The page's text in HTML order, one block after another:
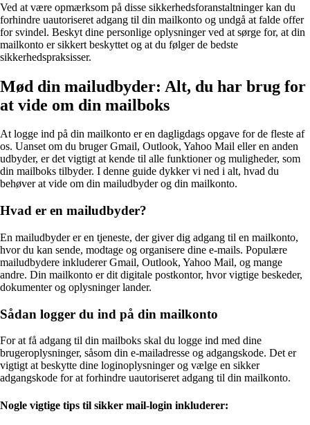
Ved at være opmærksom på disse sikkerhedsforanstaltninger kan du
forhindre uautoriseret adgang til din mailkonto og undgå at falde offer
for svindel. Beskyt dine personlige oplysninger ved at sørge for, at din
mailkonto er sikkert beskyttet og at du følger de bedste
sikkerhedspraksisser.
Mød din mailudbyder: Alt, du har brug for
at vide om din mailboks
At logge ind på din mailkonto er en dagligdags opgave for de fleste af
os. Uanset om du bruger Gmail, Outlook, Yahoo Mail eller en anden
udbyder, er det vigtigt at kende til alle funktioner og muligheder, som
din mailboks tilbyder. I denne guide dykker vi ned i alt, hvad du
behøver at vide om din mailudbyder og din mailkonto.
Hvad er en mailudbyder?
En mailudbyder er en tjeneste, der giver dig adgang til en mailkonto,
hvor du kan sende, modtage og organisere dine e-mails. Populære
mailudbydere inkluderer Gmail, Outlook, Yahoo Mail, og mange
andre. Din mailkonto er dit digitale postkontor, hvor vigtige beskeder,
dokumenter og oplysninger lander.
Sådan logger du ind på din mailkonto
For at få adgang til din mailboks skal du logge ind med dine
brugeroplysninger, såsom din e-mailadresse og adgangskode. Det er
vigtigt at beskytte dine loginoplysninger og vælge en sikker
adgangskode for at forhindre uautoriseret adgang til din mailkonto.
Nogle vigtige tips til sikker mail-login inkluderer: